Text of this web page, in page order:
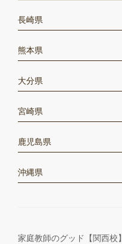
長崎県
熊本県
大分県
宮崎県
鹿児島県
沖縄県
家庭教師のグッド【関西校】